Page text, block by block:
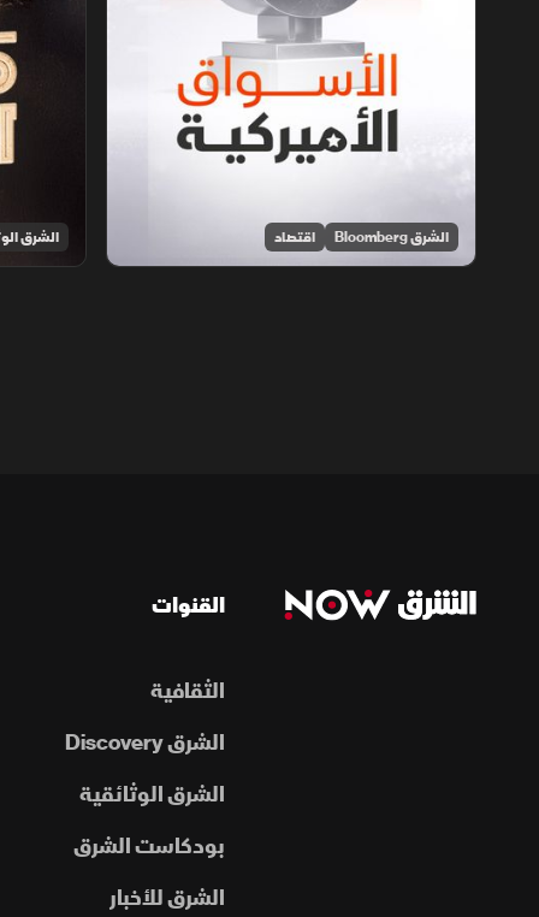
الشرق Bloomberg اقتصاد الشرق
القنوات
الثقافية
الشرق Discovery
الشرق الوثائقية
بودكاست الشرق
الشرق للأخبار